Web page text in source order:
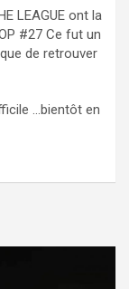
LEAGUE ont la
#27 Ce fut un
de retrouver
...bientôt en